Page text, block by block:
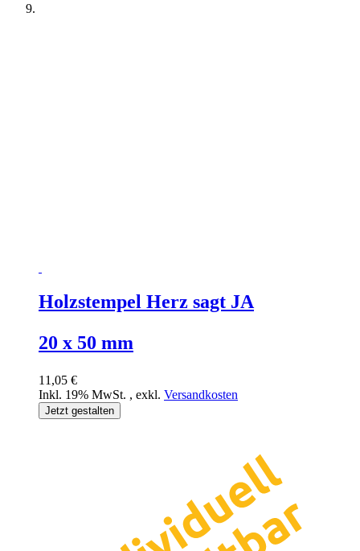
Holzstempel Herz sagt JA
20 x 50 mm
11,05 €
Inkl. 19% MwSt. , exkl. Versandkosten
Jetzt gestalten